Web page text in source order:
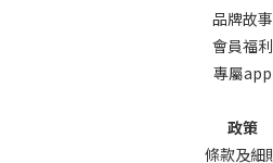
品牌故事
會員福利
專屬app
政策
條款及細